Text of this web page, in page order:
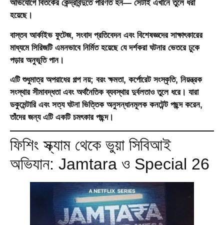
অভিযোগে বিতর্কের কেন্দ্রবিন্দুতে পরিণত হন— সেটাই এখানে তুলে ধরা
হয়েছে।
বাস্তব আর্কাইভ ফুটেজ, সংবাদ প্রতিবেদন এবং বিশেষজ্ঞদের সাক্ষাৎকারের
মাধ্যমে সিরিজটি এমনভাবে নির্মিত হয়েছে যে দর্শকরা ঘটনার ভেতরে ঢুকে
পড়ার অনুভূতি পান।
এটি শুধুমাত্র অপরাধের গল্প নয়; বরং ক্ষমতা, কর্পোরেট সংস্কৃতি, নিয়ন্ত্রক
সংস্থার সীমাবদ্ধতা এবং অর্থনৈতিক ব্যবস্থার দুর্বলতাও তুলে ধরে। যারা
ডকুমেন্টারি এবং সত্য ঘটনা ভিত্তিক অনুসন্ধানমূলক কনটেন্ট পছন্দ করেন,
তাঁদের জন্য এটি একটি চমৎকার পছন্দ।
ফিশিং স্ক্যাম থেকে ভুয়া সিবিআই
অভিযান: Jamtara ও Special 26